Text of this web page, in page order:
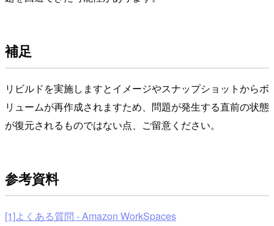
補足
リビルドを実施しますとイメージやスナップショットからボ
リュームが再作成されますため、問題が発生する直前の状態
が復元されるものではない点、ご留意ください。
参考資料
[1]よくある質問 - Amazon WorkSpaces